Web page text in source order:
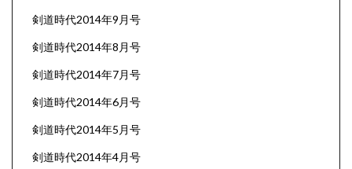
剣道時代2014年9月号
剣道時代2014年8月号
剣道時代2014年7月号
剣道時代2014年6月号
剣道時代2014年5月号
剣道時代2014年4月号